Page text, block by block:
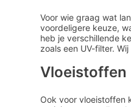
Voor wie graag wat
voordeligere keuze,
heb je verschillende
zoals een UV-filter.
Vloeistoffen
Ook voor vloeistoffen